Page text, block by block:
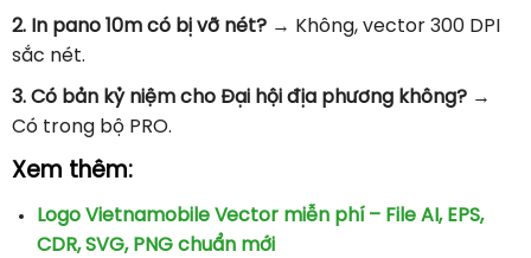
2. In pano 10m có bị vỡ nét? → Không, vector 300 DPI
sắc nét.
3. Có bản kỷ niệm cho Đại hội địa phương không? →
Có trong bộ PRO.
Xem thêm:
Logo Vietnamobile Vector miễn phí – File AI, EPS,
CDR, SVG, PNG chuẩn mới